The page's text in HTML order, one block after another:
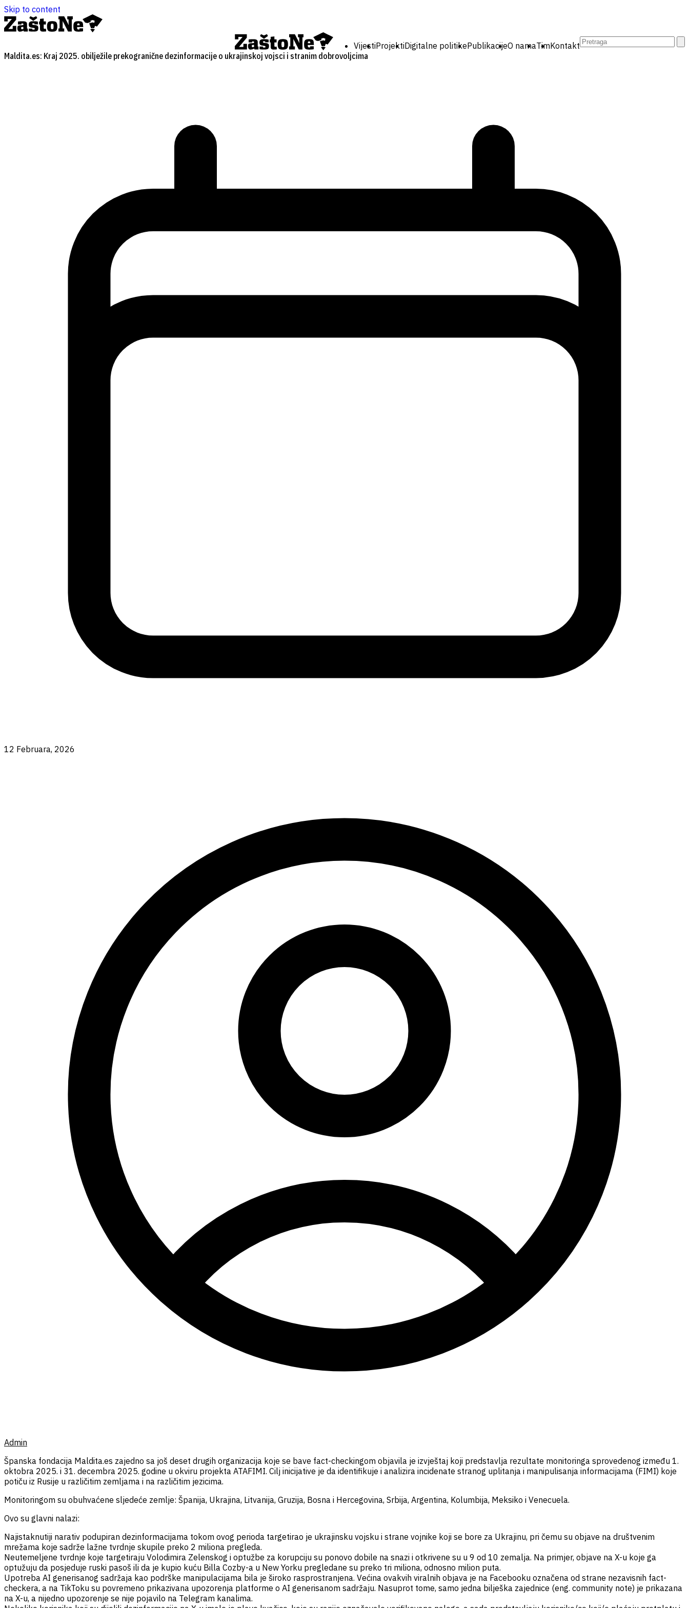
Skip to content
VijestiProjektiDigitalne politikePublikacijeO namaTimKontaktPretraga:
Maldita.es: Kraj 2025. obilježile prekogranične dezinformacije o ukrajinskoj vojsci i stranim dobrovoljcima
12 Februara, 2026
Admin
Španska fondacija Maldita.es zajedno sa još deset drugih organizacija koje se bave fact-checkingom objavila je izvještaj koji predstavlja rezultate monitoringa sprovedenog između 1.
oktobra 2025. i 31. decembra 2025. godine u okviru projekta ATAFIMI. Cilj inicijative je da identifikuje i analizira incidenate stranog uplitanja i manipulisanja informacijama (FIMI) koje
potiču iz Rusije u različitim zemljama i na različitim jezicima.
Monitoringom su obuhvaćene sljedeće zemlje: Španija, Ukrajina, Litvanija, Gruzija, Bosna i Hercegovina, Srbija, Argentina, Kolumbija, Meksiko i Venecuela.
Ovo su glavni nalazi:
Najistaknutiji narativ podupiran dezinformacijama tokom ovog perioda targetirao je ukrajinsku vojsku i strane vojnike koji se bore za Ukrajinu, pri čemu su objave na društvenim
mrežama koje sadrže lažne tvrdnje skupile preko 2 miliona pregleda.
Neutemeljene tvrdnje koje targetiraju Volodimira Zelenskog i optužbe za korupciju su ponovo dobile na snazi i otkrivene su u 9 od 10 zemalja. Na primjer, objave na X-u koje ga
optužuju da posjeduje ruski pasoš ili da je kupio kuću Billa Cozby-a u New Yorku pregledane su preko tri miliona, odnosno milion puta.
Upotreba AI generisanog sadržaja kao podrške manipulacijama bila je široko rasprostranjena. Većina ovakvih viralnih objava je na Facebooku označena od strane nezavisnih fact-
checkera, a na TikToku su povremeno prikazivana upozorenja platforme o AI generisanom sadržaju. Nasuprot tome, samo jedna bilješka zajednice (eng. community note) je prikazana
na X-u, a nijedno upozorenje se nije pojavilo na Telegram kanalima.